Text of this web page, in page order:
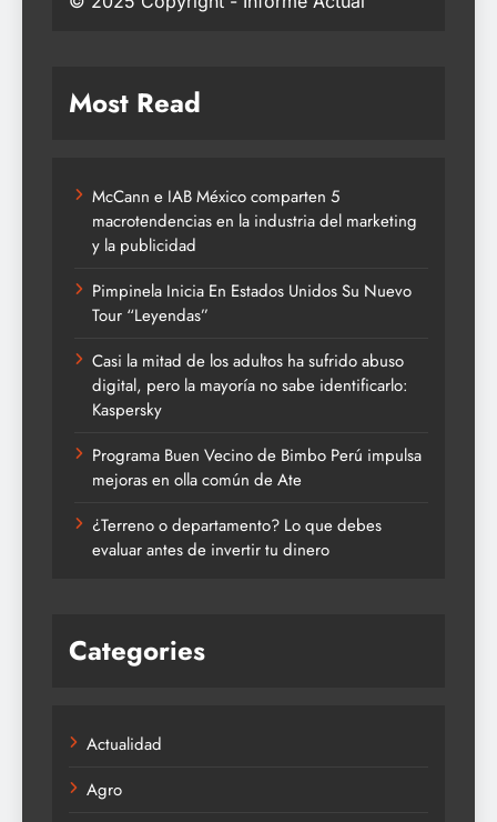
Most Read
McCann e IAB México comparten 5
macrotendencias en la industria del marketing
y la publicidad
Pimpinela Inicia En Estados Unidos Su Nuevo
Tour “Leyendas”
Casi la mitad de los adultos ha sufrido abuso
digital, pero la mayoría no sabe identificarlo:
Kaspersky
Programa Buen Vecino de Bimbo Perú impulsa
mejoras en olla común de Ate
¿Terreno o departamento? Lo que debes
evaluar antes de invertir tu dinero
Categories
Actualidad
Agro